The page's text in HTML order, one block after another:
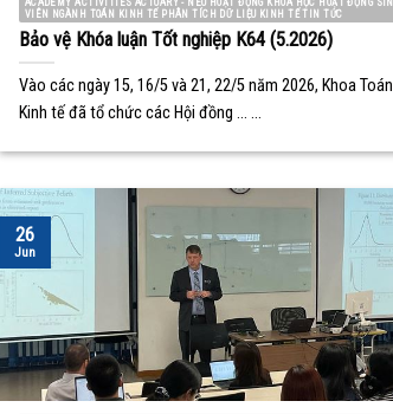
VIÊN NGÀNH TOÁN KINH TẾ PHÂN TÍCH DỮ LIỆU KINH TẾ TIN TỨC
Bảo vệ Khóa luận Tốt nghiệp K64 (5.2026)
Vào các ngày 15, 16/5 và 21, 22/5 năm 2026, Khoa Toán
Kinh tế đã tổ chức các Hội đồng ... ...
26
Jun